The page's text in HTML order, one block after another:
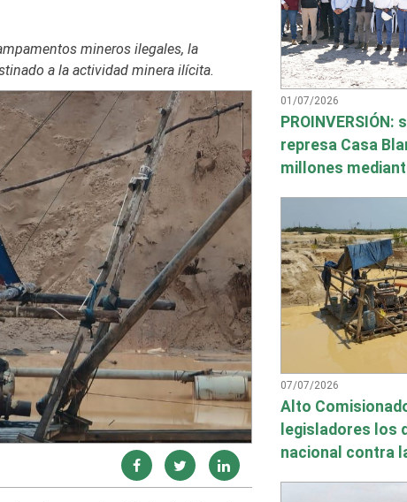
mineros ilegales, la
a la actividad minera ilícita.
01/07/2026
represa Casa
millones
07/07/2026
Alto
legisladores los
nacional contra